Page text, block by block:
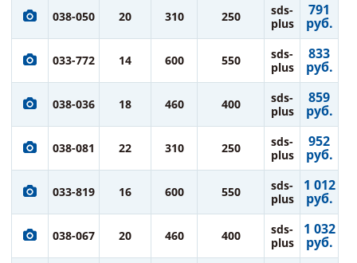
038-050 20 310 250
sds-
plus
791
руб.
033-772 14 600 550
sds-
plus
833
руб.
038-036 18 460 400
sds-
plus
859
руб.
038-081 22 310 250
sds-
plus
952
руб.
033-819 16 600 550
sds-
plus
1 012
руб.
038-067 20 460 400
sds-
plus
1 032
руб.